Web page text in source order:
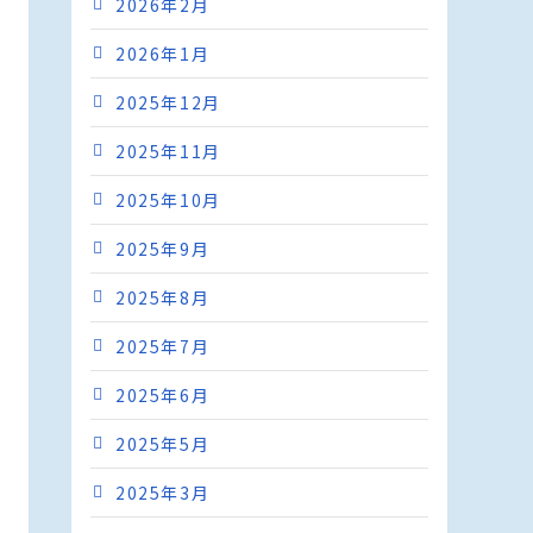
2026年1月
2025年12月
2025年11月
2025年10月
2025年9月
2025年8月
2025年7月
2025年6月
2025年5月
2025年3月